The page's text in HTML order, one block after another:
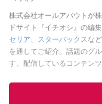
株式会社オールアバウトが
ドサイト『イチオシ』の編集
セリア、 スターバックスな
を通してご紹介。話題のグ
す。配信しているコンテン
ニュースでフォロー